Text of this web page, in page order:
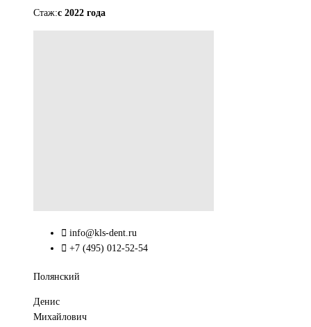
Стаж:с 2022 года
info@kls-dent.ru
+7 (495) 012-52-54
Полянский
Денис
Михайлович